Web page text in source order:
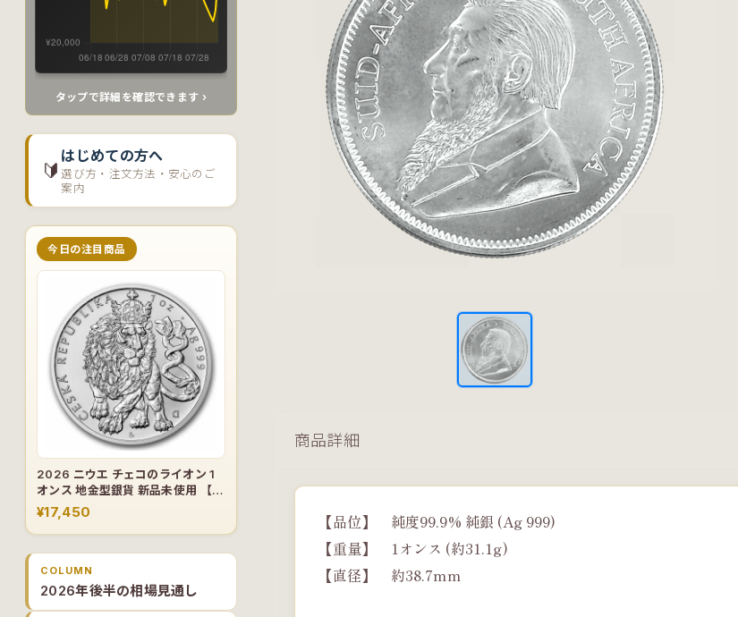
商品詳細
【品位】 純度99.9% 純銀 (Ag 999)
【重量】 1オンス (約31.1g)
【直径】 約38.7mm
タップで詳細を確認できます ›
🔰
はじめての方へ
選び方・注文方法・安心のご
案内
今日の注目商品
2026 ニウエ チェコのライオン 1
オンス 地金型銀貨 新品未使用 【1
枚】
¥17,450
COLUMN
2026年後半の相場見通し